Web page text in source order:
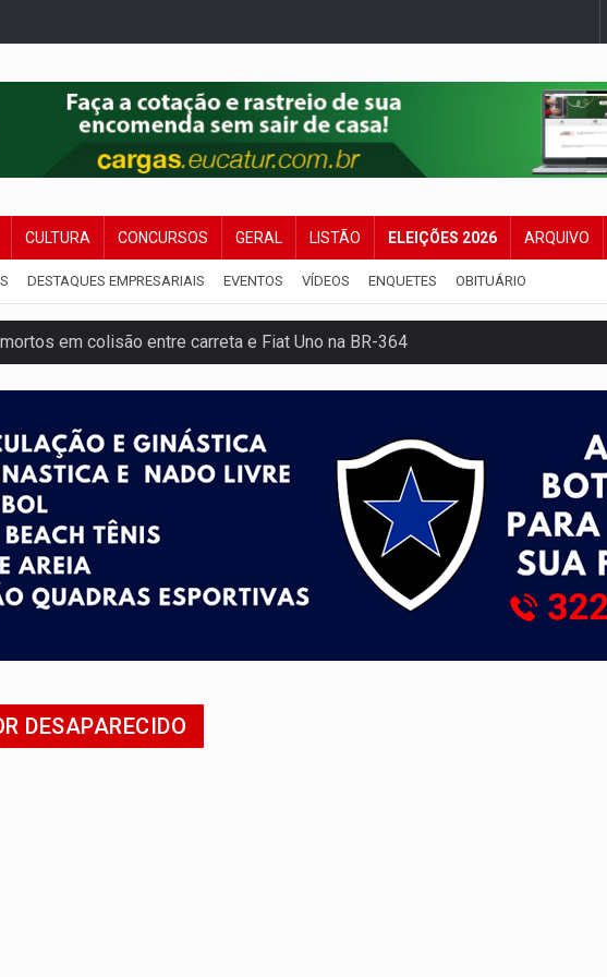
CULTURA CONCURSOS GERAL LISTÃO ELEIÇÕES 2026 ARQUIVO
DESTAQUES EMPRESARIAIS EVENTOS VÍDEOS ENQUETES OBITUÁRIO
em colisão entre carreta e Fiat Uno na BR-364
da legislação sobre transporte de cargas por empresa
sexual infantil na internet e via IA
nuclear, defesa e ciência em Brasília
quatro mortos e um em estado grave na BR
nacional com participação de Marcela Bonfim
isoladas nesta sexta-feira (7)
armas de facção é preso com revólveres e espingardas
DESAPARECIDO